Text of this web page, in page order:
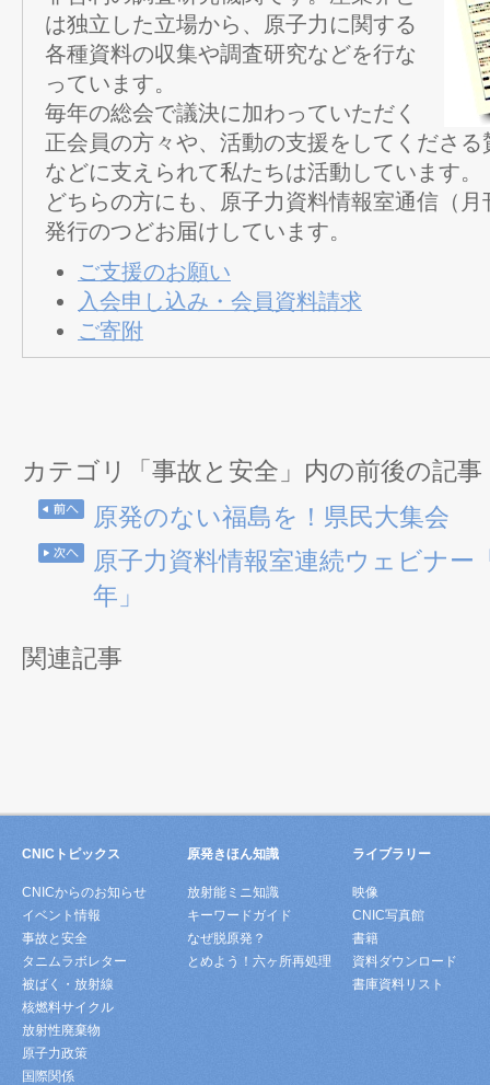
は独立した立場から、原子力に関する
各種資料の収集や調査研究などを行な
っています。
毎年の総会で議決に加わっていただく
正会員の方々や、活動の支援をしてくださ
などに支えられて私たちは活動しています。
どちらの方にも、原子力資料情報室通信（
発行のつどお届けしています。
ご支援のお願い
入会申し込み・会員資料請求
ご寄附
カテゴリ「事故と安全」内の前後の記事
原発のない福島を！県民大集会
原子力資料情報室連続ウェビナー
年」
関連記事
CNICトピックス
CNICからのお知らせ
イベント情報
事故と安全
タニムラボレター
被ばく・放射線
核燃料サイクル
放射性廃棄物
原子力政策
国際関係
原発きほん知識
放射能ミニ知識
キーワードガイド
なぜ脱原発？
とめよう！六ヶ所再処理
ライブラリー
映像
CNIC写真館
書籍
資料ダウンロード
書庫資料リスト